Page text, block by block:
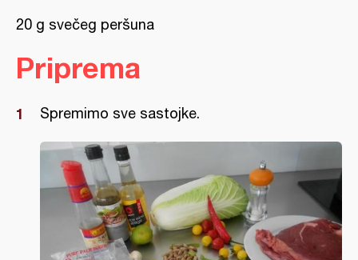
20 g svečeg peršuna
Priprema
Spremimo sve sastojke.